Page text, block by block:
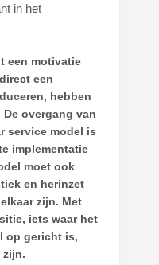
in het
een motivatie
een
hebben
overgang van
service model is
implementatie
moet ook
en herinzet
zijn. Met
iets waar het
op gericht is,
zijn.